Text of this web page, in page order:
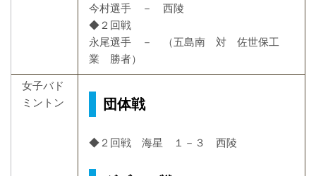
今村選手 － 西陵
◆２回戦
永尾選手 － （五島南 対 佐世保工
業 勝者）
女子バド
ミントン
団体戦
◆２回戦 海星 １－３ 西陵